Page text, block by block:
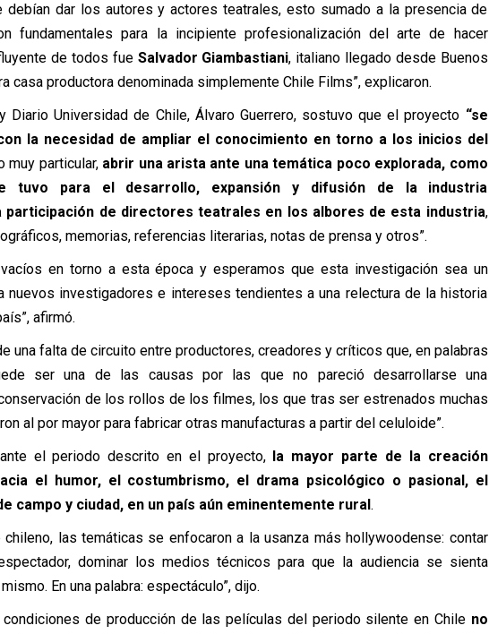
debían dar los autores y actores teatrales, esto sumado a la presencia de
fundamentales para la incipiente profesionalización del arte de hacer
de todos fue Salvador Giambastiani, italiano llegado desde Buenos
casa productora denominada simplemente Chile Films”, explicaron.
Diario Universidad de Chile, Álvaro Guerrero, sostuvo que el proyecto “se
la necesidad de ampliar el conocimiento en torno a los inicios del
muy particular, abrir una arista ante una temática poco explorada, como
tuvo para el desarrollo, expansión y difusión de la industria
participación de directores teatrales en los albores de esta industria,
memorias, referencias literarias, notas de prensa y otros”.
vacíos en torno a esta época y esperamos que esta investigación sea un
nuevos investigadores e intereses tendientes a una relectura de la historia
afirmó.
una falta de circuito entre productores, creadores y críticos que, en palabras
ser una de las causas por las que no pareció desarrollarse una
de los rollos de los filmes, los que tras ser estrenados muchas
al por mayor para fabricar otras manufacturas a partir del celuloide”.
el periodo descrito en el proyecto,la mayor parte de la creación
el humor, el costumbrismo, el drama psicológico o pasional, el
campo y ciudad, en un país aún eminentemente rural.
las temáticas se enfocaron a la usanza más hollywoodense: contar
dominar los medios técnicos para que la audiencia se sienta
En una palabra: espectáculo”, dijo.
condiciones de producción de las películas del periodo silente en Chile no